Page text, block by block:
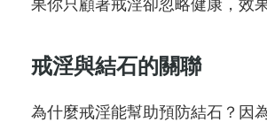
果你只顧著戒淫卻忽略健康，效
戒淫與結石的關聯
為什麼戒淫能幫助預防結石？因